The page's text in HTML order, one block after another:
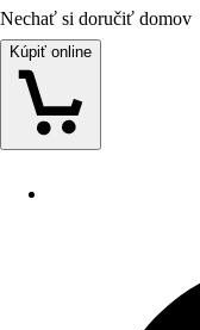
Nechať si doručiť domov
Kúpiť online